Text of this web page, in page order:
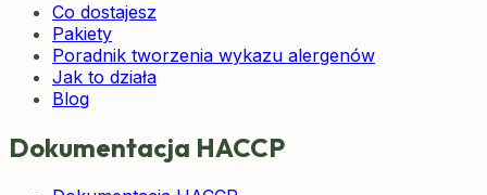
Co dostajesz
Pakiety
Poradnik tworzenia wykazu alergenów
Jak to działa
Blog
Dokumentacja HACCP